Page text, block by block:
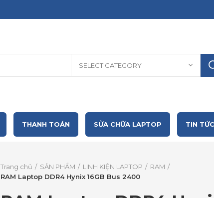
SELECT CATEGORY
THANH TOÁN SỬA CHỮA LAPTOP TIN TỨC
Trang chủ SẢN PHẨM LINH KIỆN LAPTOP
RAM
RAM Laptop DDR4 Hynix 16GB Bus 2400